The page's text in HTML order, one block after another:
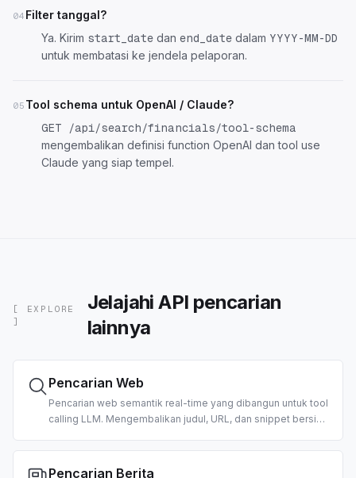
04 Filter tanggal?
Ya. Kirim start_date dan end_date dalam YYYY-MM-DD
untuk membatasi ke jendela pelaporan.
05 Tool schema untuk OpenAI / Claude?
GET /api/search/financials/tool-schema
mengembalikan definisi function OpenAI dan tool use
Claude yang siap tempel.
[ EXPLORE
]
Jelajahi API pencarian
lainnya
Pencarian Web
Pencarian web semantik real-time yang dibangun untuk tool
calling LLM. Mengembalikan judul, URL, dan snippet bersih
agent. Mendukung filter negara dan tanggal.
Pencarian Berita